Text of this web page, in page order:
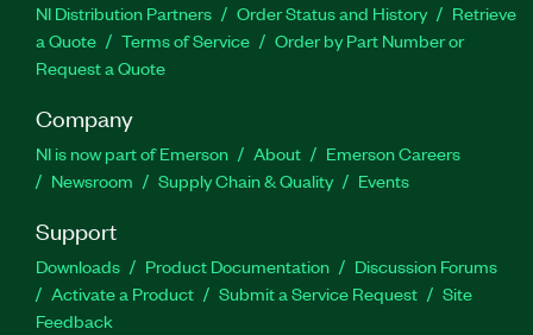
NI Distribution Partners Order Status and History
Retrieve
a Quote
Terms of Service
Order by Part Number or
Request a Quote
Company
NI is now part of Emerson About
Emerson Careers
Newsroom
Supply Chain & Quality Events
Support
Downloads Product Documentation
Discussion Forums
Activate a Product
Submit a Service Request
Site
Feedback